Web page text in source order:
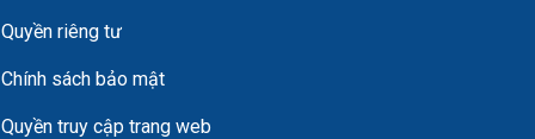
Quyền riêng tư
Chính sách bảo mật
Quyền truy cập trang web